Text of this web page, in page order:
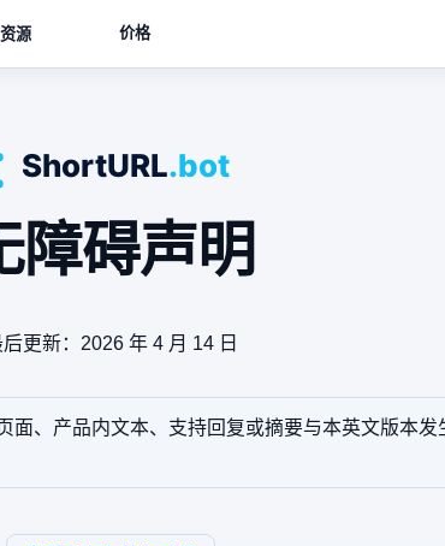
资源 价格
障碍声明
更新：2026 年 4 月 14 日
面、产品内文本、支持回复或摘要与本英文版本